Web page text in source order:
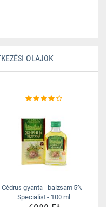
OLAJOK
Cédrus gyanta - balzsam 5% -
Specialist - 100 ml